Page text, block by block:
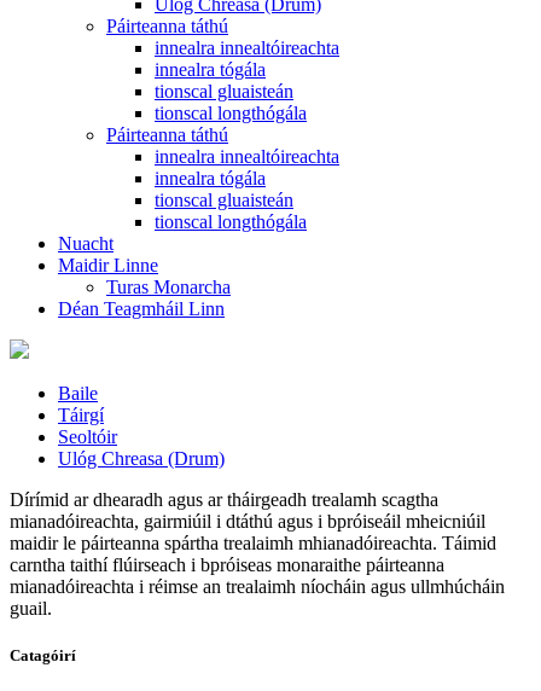
Ulóg Chreasa (Drum)
Páirteanna táthú
innealra innealtóireachta
innealra tógála
tionscal gluaisteán
tionscal longthógála
Páirteanna táthú
innealra innealtóireachta
innealra tógála
tionscal gluaisteán
tionscal longthógála
Nuacht
Maidir Linne
Turas Monarcha
Déan Teagmháil Linn
Baile
Táirgí
Seoltóir
Ulóg Chreasa (Drum)
Dírímid ar dhearadh agus ar tháirgeadh trealamh scagtha
mianadóireachta, gairmiúil i dtáthú agus i bpróiseáil mheicniúil
maidir le páirteanna spártha trealaimh mhianadóireachta. Táimid
carntha taithí flúirseach i bpróiseas monaraithe páirteanna
mianadóireachta i réimse an trealaimh níocháin agus ullmhúcháin
guail.
Catagóirí